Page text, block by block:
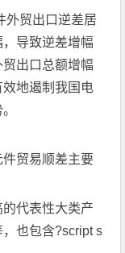
贸出口逆差居
导致逆差增幅
出口总额增幅
地遏制我国电
贸易顺差主要
代表性大类产
也包含?script s